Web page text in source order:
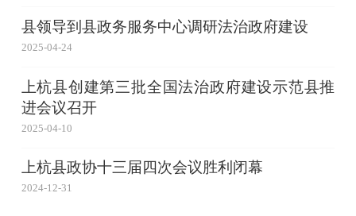
县领导到县政务服务中心调研法治政府建设
2025-04-24
上杭县创建第三批全国法治政府建设示范县推
进会议召开
2025-04-10
上杭县政协十三届四次会议胜利闭幕
2024-12-31